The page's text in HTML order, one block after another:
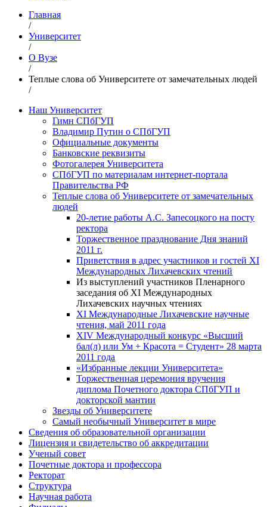
Главная
/
Университет
/
О Вузе
/
Теплые слова об Университете от замечательных людей
/
Наш Университет
Гимн СПбГУП
Владимир Путин о СПбГУП
Официальные документы
Банковские реквизиты
Фотогалерея Университета
СПбГУП по материалам интернет-портала
Правительства РФ
Теплые слова об Университете от замечательных
людей
20-летие работы А.С. Запесоцкого на посту
ректора
Торжественное празднование Дня знаний
2011 г.
Приветствия в адрес участников и гостей XI
Международных Лихачевских чтений
Из выступлений участников Пленарного
заседания об XI Международных
Лихачевских научных чтениях
XI Международные Лихачевские научные
чтения, май 2011 года
XIV Международный конкурс «Высший
бал(л) или Ум + Красота = Студент» 28 марта
2011 года
«Избранные лекции Университета»
Торжественная церемония вручения
диплома Почетного доктора СПбГУП и
докторской мантии
Звезды об Университете
Самый необычный Университет в мире
Сведения об образовательной организации
Лицензия и свидетельство об аккредитации
Ученый совет
Почетные доктора и профессора
Ректорат
Структура
Научная работа